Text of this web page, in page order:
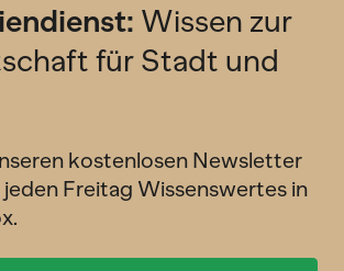
Wissen zur
für Stadt und
kostenlosen Newsletter
Freitag Wissenswertes in